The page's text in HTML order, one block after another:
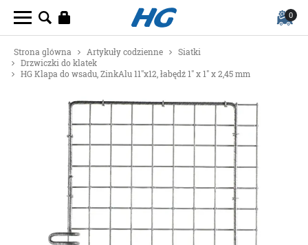
0
Strona glówna Artykuły codzienne
Siatki
Drzwiczki do klatek
HG Klapa do wsadu, ZinkAlu 11"x12, łabędź 1" x 1" x 2,45 mm